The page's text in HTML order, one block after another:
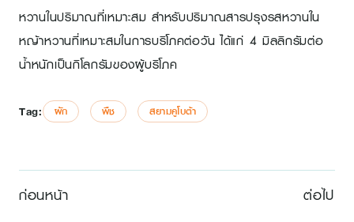
หวานในปริมาณที่เหมาะสม สำหรับปริมาณสารปรุงรสหวานใน
หญ้าหวานที่เหมาะสมในการบริโภคต่อวัน ได้แก่ 4 มิลลิกรัมต่อ
น้ำหนักเป็นกิโลกรัมของผู้บริโภค
Tag: ผัก พืช สยามคูโบต้า
ก่อนหน้า ต่อไป